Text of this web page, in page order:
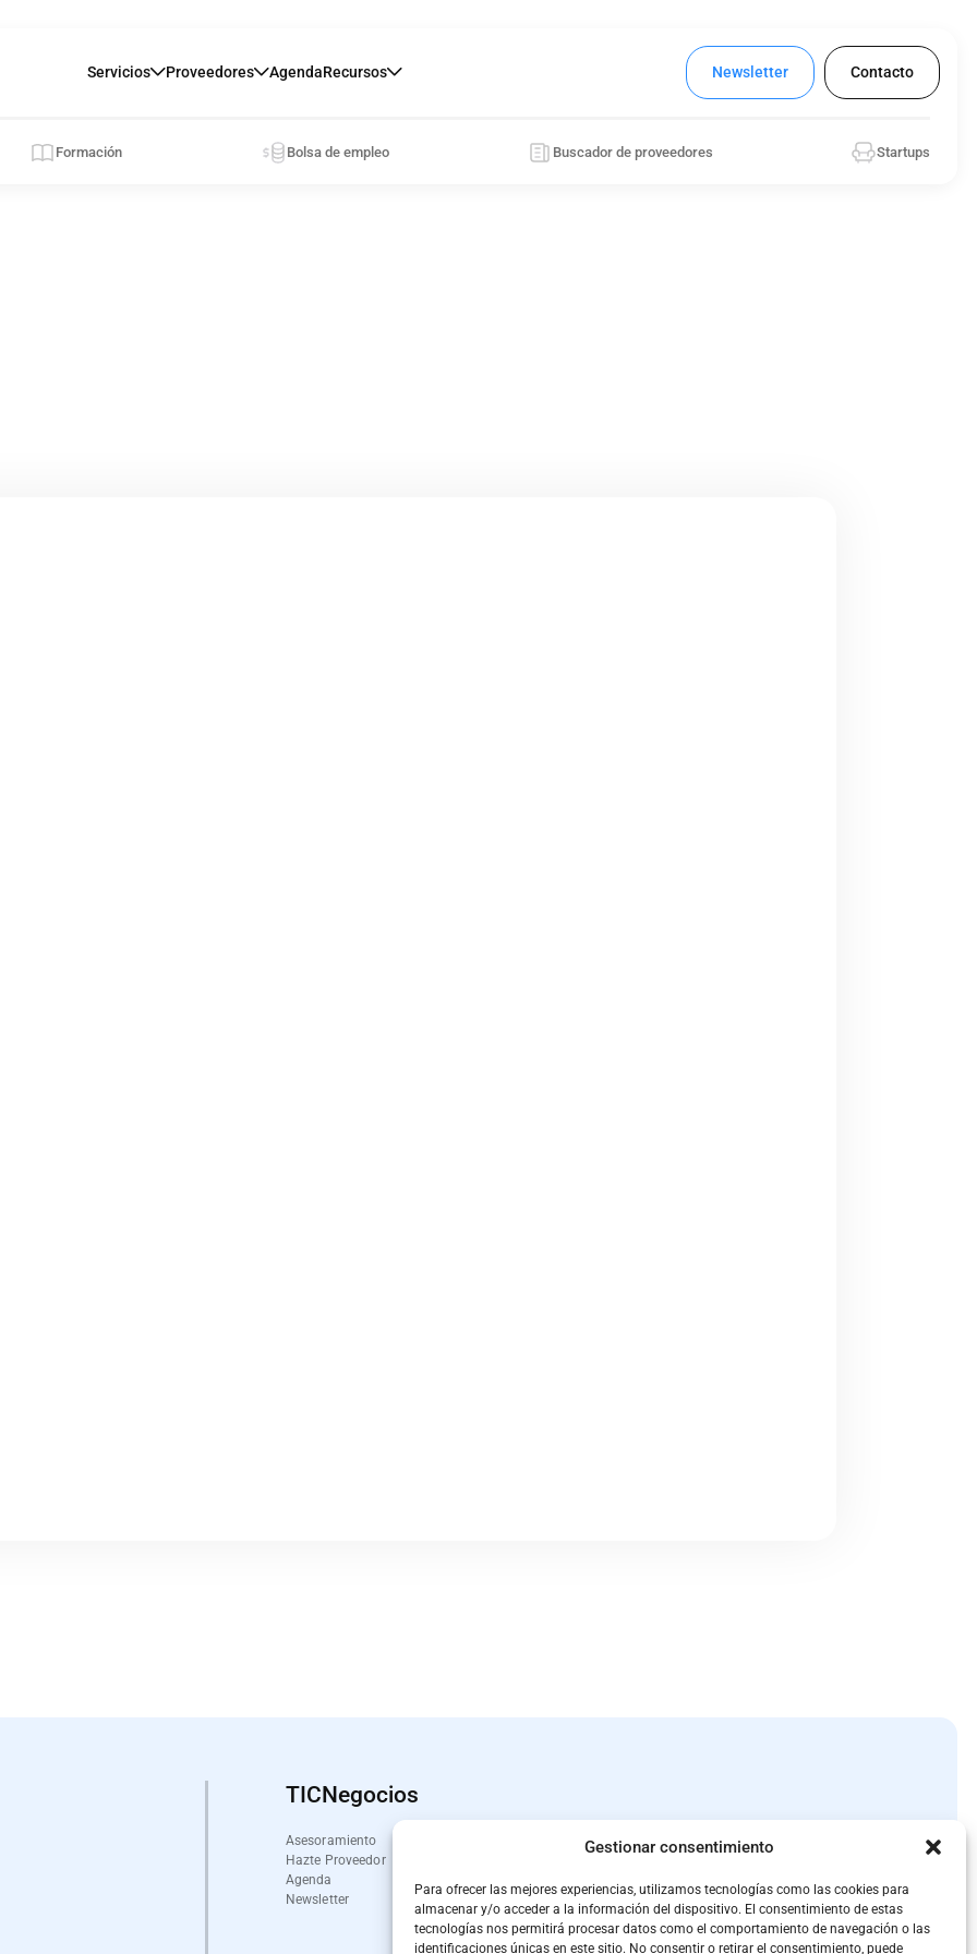
Gestionar consentimiento
Para ofrecer las mejores experiencias, utilizamos tecnologías como las cookies para
almacenar y/o acceder a la información del dispositivo. El consentimiento de estas
tecnologías nos permitirá procesar datos como el comportamiento de navegación o las
identificaciones únicas en este sitio. No consentir o retirar el consentimiento, puede
Servicios Proveedores AgendaRecursos Newsletter Contacto
Formación Bolsa de empleo Buscador de proveedores Startups
TICNegocios
Asesoramiento
Ayudas
Hazte Proveedor
Agenda
Recursos
Newsletter
Contactar